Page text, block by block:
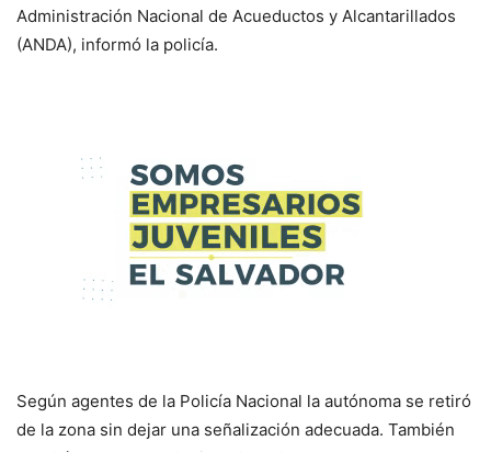
Administración Nacional de Acueductos y Alcantarillados
(ANDA), informó la policía.
Según agentes de la Policía Nacional la autónoma se retiró
de la zona sin dejar una señalización adecuada. También